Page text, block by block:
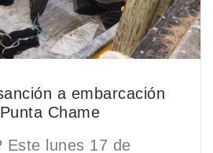
a embarcación
Chame
Este lunes 17 de